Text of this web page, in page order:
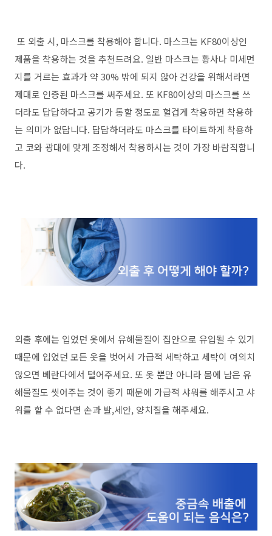
또 외출 시, 마스크를 착용해야 합니다. 마스크는 KF80이상인
제품을 착용하는 것을 추천드려요. 일반 마스크는 황사나 미세먼
지를 거르는 효과가 약 30% 밖에 되지 않아 건강을 위해서라면
제대로 인증된 마스크를 써주세요. 또 KF80이상의 마스크를 쓰
더라도 답답하다고 공기가 통할 정도로 헐겁게 착용하면 착용하
는 의미가 없답니다. 답답하더라도 마스크를 타이트하게 착용하
고 코와 광대에 맞게 조정해서 착용하시는 것이 가장 바람직합니
다.
외출 후에는 입었던 옷에서 유해물질이 집안으로 유입될 수 있기
때문에 입었던 모든 옷을 벗어서 가급적 세탁하고 세탁이 여의치
않으면 베란다에서 털어주세요. 또 옷 뿐만 아니라 몸에 남은 유
해물질도 씻어주는 것이 좋기 때문에 가급적 샤워를 해주시고 샤
워를 할 수 없다면 손과 발,세안, 양치질을 해주세요.